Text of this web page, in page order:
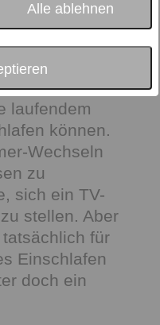
Alle ablehnen
von sich
laufendem
können.
Wechseln
zu
sich ein TV-
stellen. Aber
für
Einschlafen
doch ein